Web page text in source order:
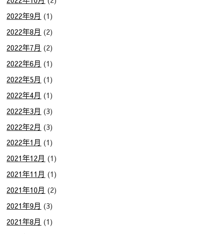
2022年9月 (1)
2022年8月 (2)
2022年7月 (2)
2022年6月 (1)
2022年5月 (1)
2022年4月 (1)
2022年3月 (3)
2022年2月 (3)
2022年1月 (1)
2021年12月 (1)
2021年11月 (1)
2021年10月 (2)
2021年9月 (3)
2021年8月 (1)